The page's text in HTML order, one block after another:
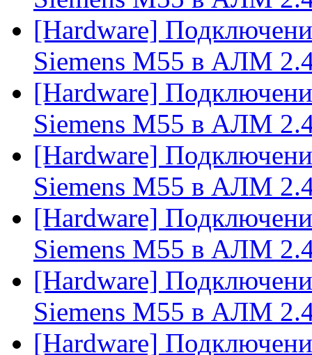
[Hardware]
Siemens M55 в АЛМ
[Hardware]
Siemens M55 в АЛМ
[Hardware]
Siemens M55 в АЛМ
[Hardware]
Siemens M55 в АЛМ
[Hardware]
Siemens M55 в АЛМ
[Hardware]